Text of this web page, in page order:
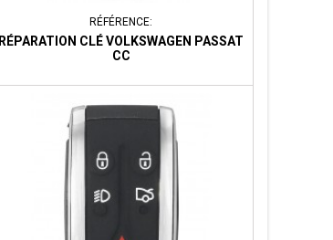
RÉFÉRENCE:
RÉPARATION CLÉ VOLKSWAGEN PASSAT
CC